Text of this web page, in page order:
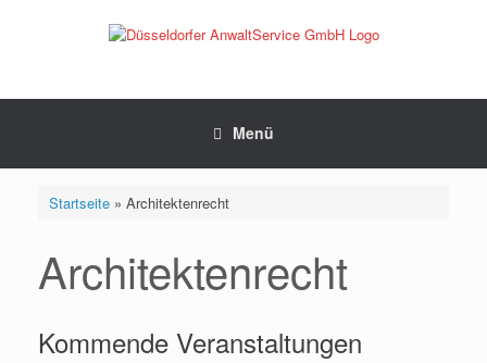
Menü
Startseite» Architektenrecht
Architektenrecht
Kommende Veranstaltungen